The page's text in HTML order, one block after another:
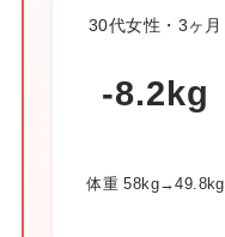
30代女性・3ヶ月
-8.2kg
体重 58kg→49.8kg